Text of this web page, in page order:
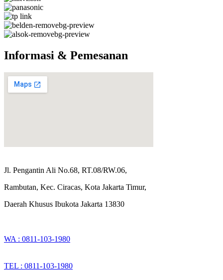
Informasi & Pemesanan
Jl. Pengantin Ali No.68, RT.08/RW.06,
Rambutan, Kec. Ciracas, Kota Jakarta Timur,
Daerah Khusus Ibukota Jakarta 13830
WA : 0811-103-1980
TEL : 0811-103-1980